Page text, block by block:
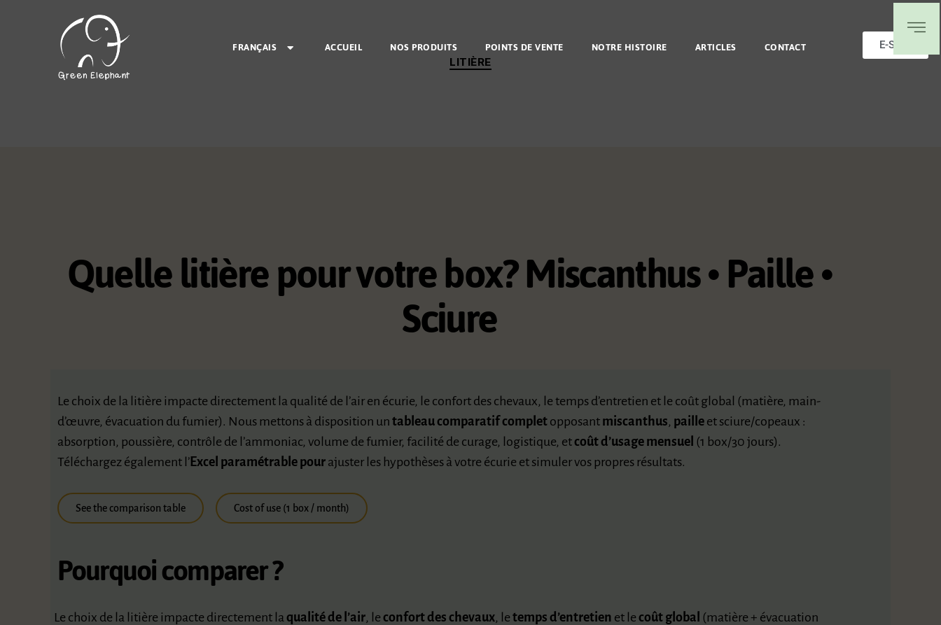
FRANÇAIS ACCUEIL NOS PRODUITS POINTS DE VENTE NOTRE HISTOIRE ARTICLES CONTACT E-Shop
LITIÈRE
Quelle litière pour votre box? Miscanthus • Paille •
Sciure
Le choix de la litière impacte directement la qualité de l’air en écurie, le confort des chevaux, le temps d’entretien et le coût global (matière, main-
d’œuvre, évacuation du fumier). Nous mettons à disposition un tableau comparatif complet opposant miscanthus, paille et sciure/copeaux :
absorption, poussière, contrôle de l’ammoniac, volume de fumier, facilité de curage, logistique, etcoût d’usage mensuel (1 box/30 jours).
Téléchargez également l’ Excel paramétrable pour ajuster les hypothèses à votre écurie et simuler vos propres résultats.
See the comparison table Cost of use (1 box / month)
Pourquoi comparer ?
Le choix de la litière impacte directement la qualité de l’air, le confort des chevaux, le temps d’entretien et le coût global (matière + évacuation